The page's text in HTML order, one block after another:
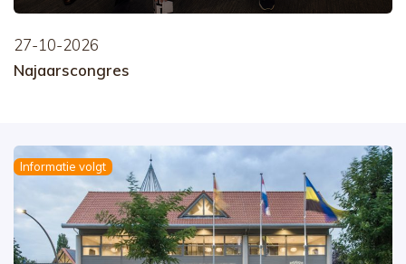
27-10-2026
Najaarscongres
Informatie volgt